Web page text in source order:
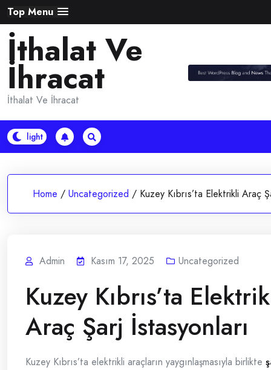
Skip
to
content
Top Menu
İthalat Ve
İhracat
İthalat Ve İhracat
Home / Uncategorized / Kuzey Kıbrıs’ta Elektrikli Araç
Admin Kasım 17, 2025 Uncategorized
Kuzey Kıbrıs’ta
Araç Şarj İstasyonları
Kuzey Kıbrıs’ta elektrikli araçların yaygınlaşmasıyla birlikte